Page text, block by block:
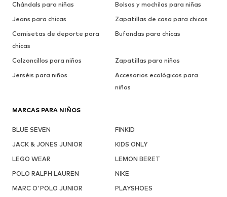
Chándals para niñas
Bolsos y mochilas para niñas
Jeans para chicas
Zapatillas de casa para chicas
Camisetas de deporte para
chicas
Bufandas para chicas
Calzoncillos para niños
Zapatillas para niños
Jerséis para niños
Accesorios ecológicos para
niños
MARCAS PARA NIÑOS
BLUE SEVEN
FINKID
JACK & JONES JUNIOR
KIDS ONLY
LEGO WEAR
LEMON BERET
POLO RALPH LAUREN
NIKE
MARC O'POLO JUNIOR
PLAYSHOES